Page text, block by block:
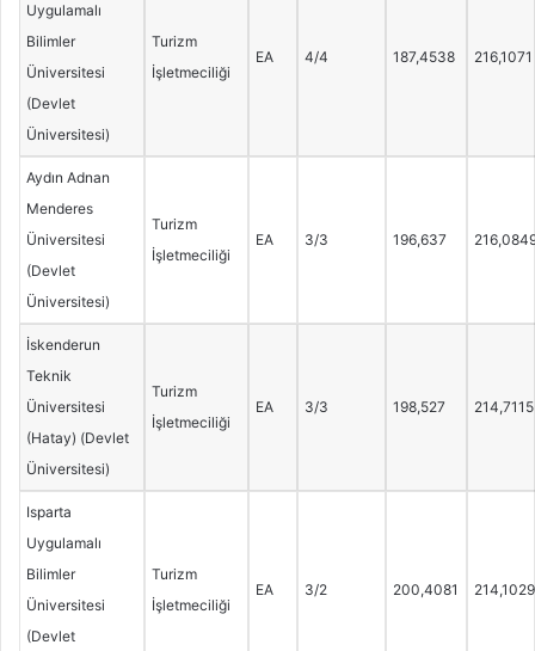
Uygulamalı
Bilimler
Üniversitesi
(Devlet
Üniversitesi)
Turizm
İşletmeciliği
EA 4/4 187,4538 216,1071
Aydın Adnan
Menderes
Üniversitesi
(Devlet
Üniversitesi)
Turizm
İşletmeciliği
EA 3/3 196,637
İskenderun
Teknik
Üniversitesi
(Hatay) (Devlet
Üniversitesi)
Turizm
İşletmeciliği
EA 3/3 198,527 214,7115
Isparta
Uygulamalı
Bilimler
Üniversitesi
(Devlet
Turizm
İşletmeciliği
EA 3/2 200,4081 214,1029